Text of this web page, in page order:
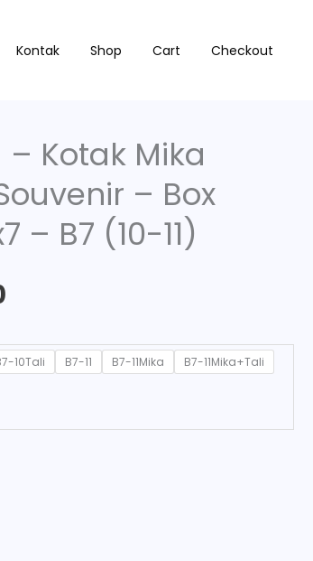
Kontak Shop Cart Checkout
Kotak Mika
– Box
– B7 (10-11)
through
Rp19.900
10Tali B7-11 B7-11Mika
B7-11Mika+Tali